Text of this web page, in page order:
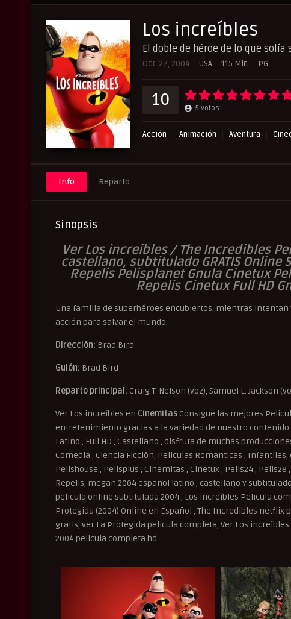
Los increíbles
El doble de héroe de lo que solía
Oct. 27, 2004 USA 115 Min. PG
10 5 votos
Acción Animación Aventura
Peliculas Castellano
Peliculas
Info Reparto
Sinopsis
Ver Los increíbles / The Incredibles
castellano, subtitulado GRATIS
Repelis Pelisplanet Gnula Cinetux
Repelis Cinetux Full HD
Una familia de superhéroes encubiertos, mientras
acción para salvar el mundo.
Dirección: Brad Bird
Guión: Brad Bird
Reparto principal: Craig T. Nelson (voz), Samuel L. Jackson
Ver Los increíbles en Cinemitas Consigue las mejores
entretenimiento gracias a la variedad de nuestro
Latino , Full HD , Castellano , disfruta de muchas
Comedia , Ciencia Ficción, Peliculas Romanticas ,
Pelishouse , Pelisplus , Cinemitas , Cinetux , Pelis24 ,
Repelis, megan 2004 español latino , castellano y
pelicula online subtitulada 2004 , Los increíbles Pelicula
Protegida (2004) Online en Español , The Incredibles
gratis, ver La Protegida pelicula completa, Ver Los
2004 pelicula completa hd